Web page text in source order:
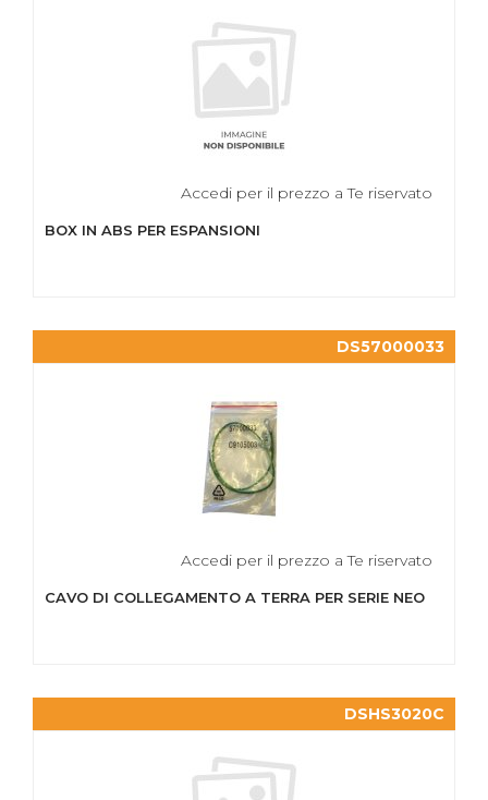
Accedi per il prezzo a Te riservato
BOX IN ABS PER ESPANSIONI
DS57000033
Accedi per il prezzo a Te riservato
CAVO DI COLLEGAMENTO A TERRA PER SERIE NEO
DSHS3020C